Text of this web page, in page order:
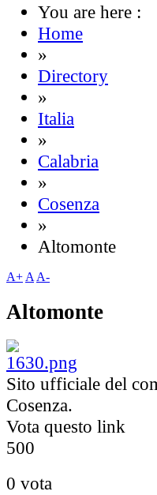
You are here :
Home
»
Directory
»
Italia
»
Calabria
»
Cosenza
»
Altomonte
A+ A A-
Altomonte
Sito ufficiale del
Cosenza.
Vota questo link
500
0 vota